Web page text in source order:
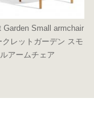
Garden Small armchair
レットガーデン スモ
アームチェア